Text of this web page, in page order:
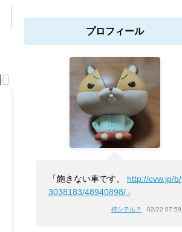
プロフィール
「飽きない車です。 http://cvw.jp/b/
3038183/48940898/ 」
何シテル？ 02/22 07:59